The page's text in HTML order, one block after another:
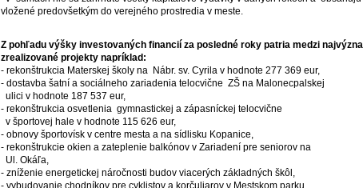
vložené predovšetkým do verejného prostredia v meste.
Z pohľadu výšky investovaných financií za posledné roky patria medzi
zrealizované projekty napríklad:
- rekonštrukcia Materskej školy na Nábr. sv. Cyrila v hodnote 277 369 eur,
- dostavba šatní a sociálneho zariadenia telocvične ZŠ na Malonecpalskej
ulici v hodnote 187 537 eur,
- rekonštrukcia osvetlenia gymnastickej a zápasníckej telocvične
v športovej hale v hodnote 115 626 eur,
- obnovy športovísk v centre mesta a na sídlisku Kopanice,
- rekonštrukcie okien a zateplenie balkónov v Zariadení pre seniorov na
Ul. Okáľa,
- zníženie energetickej náročnosti budov viacerých základných škôl,
- vybudovanie chodníkov pre cyklistov a korčuliarov v Mestskom parku,